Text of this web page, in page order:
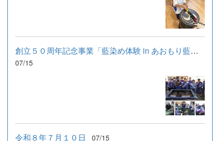
創立５０周年記念事業「藍染め体験 in あおもり藍産業株式会社」
07/15
令和８年７月１０日 07/15